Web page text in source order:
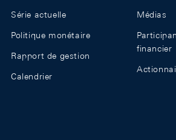
Série actuelle
Politique monétaire
Rapport de gestion
Calendrier
Médias
financier